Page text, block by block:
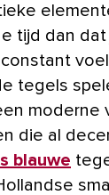
tijd dan
tegels
moderne
die al
blauwe